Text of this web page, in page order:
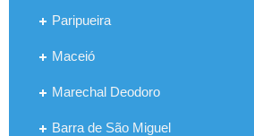
Paripueira
Maceió
Marechal Deodoro
Barra de São Miguel